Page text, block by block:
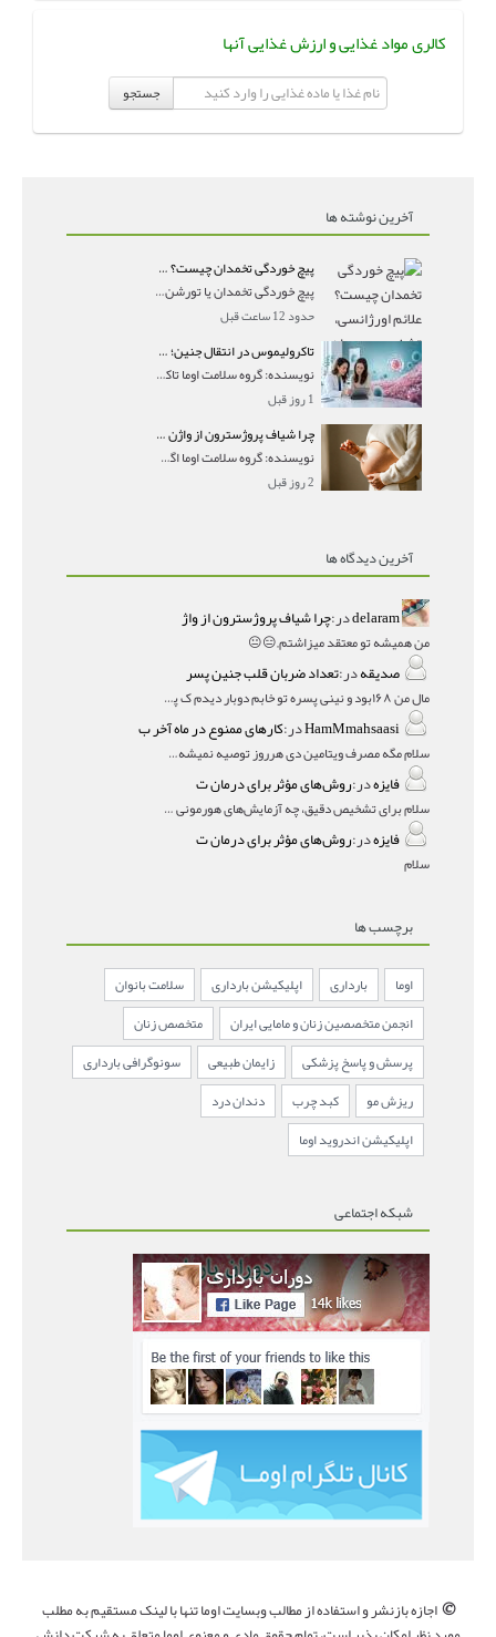
کالری مواد غذایی و ارزش غذایی آنها
جستجو
آخرین نوشته ها
پیچ خوردگی تخمدان چیست؟ علائم اورژانسی، تشخیص و درمان تورشن تخمدان
پیچ خوردگی تخمدان یا تورشن تخمدان زمانی رخ می‌ده
حدود 12 ساعت قبل
تاکرولیموس در انتقال جنین؛ آیا شانس لانه‌گزینی را افزایش می‌دهد؟
نویسنده: گروه سلامت اوما تاکرولیموس در انتقال جنین
1 روز قبل
چرا شیاف پروژسترون از واژن بیرون می‌ریزد؟ میزان جذب و زمان صحیح مصرف
نویسنده: گروه سلامت اوما اگر بعد از گذاشتن شیاف پر
2 روز قبل
آخرین دیدگاه ها
delaramدر:چرا شیاف پروژسترون از واژ
من همیشه تو معتقد میزاشتم,,😑😐
صدیقهدر:تعداد ضربان قلب جنین پسر
مال من ۱۶۸بود و نینی پسره تو خابم دوبار دیدم ک پسره
HamMmahsaasiدر:کارهای ممنوع در ماه آخر ب
سلام مگه مصرف ویتامین دی هرروز توصیه نمیشه؟درمقاله میگه
فایزهدر:روش‌های مؤثر برای درمان ت
سلام برای تشخیص دقیق، چه آزمایش‌های هورمونی و چه سونوگر
فایزهدر:روش‌های مؤثر برای درمان ت
سلام
برچسب ها
اوما بارداری اپلیکیشن بارداری
سلامت بانوان
انجمن متخصصین زنان و مامایی ایران
متخصص زنان
پرسش و پاسخ پزشکی
زایمان طبیعی
سونوگرافی بارداری
ریزش مو
کبد چرب
دندان درد
اپلیکیشن اندروید اوما
شبکه اجتماعی
©اجازه بازنشر و استفاده از مطالب وبسایت اوما تنها با لینک مستقیم به مطلب